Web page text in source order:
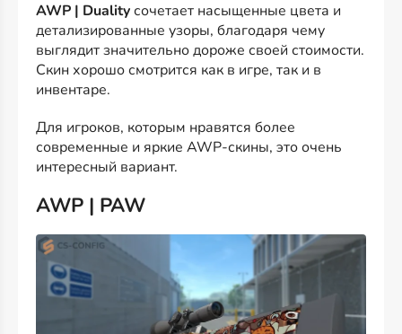
AWP | Dualityсочетает насыщенные цвета и
детализированные узоры, благодаря чему
выглядит значительно дороже своей стоимости.
Скин хорошо смотрится как в игре, так и в
инвентаре.
Для игроков, которым нравятся более
современные и яркие AWP-скины, это очень
интересный вариант.
AWP | PAW